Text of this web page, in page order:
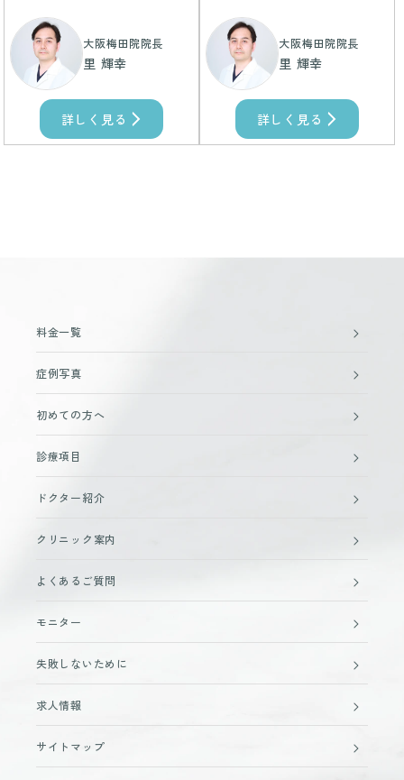
大阪梅田院院長
里 輝幸
詳しく見る
大阪梅田院院長
里 輝幸
詳しく見る
料金一覧
症例写真
初めての方へ
診療項目
ドクター紹介
クリニック案内
よくあるご質問
モニター
失敗しないために
求人情報
サイトマップ